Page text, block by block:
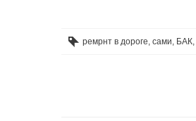
ремрнт в дороге, сами, БАК,